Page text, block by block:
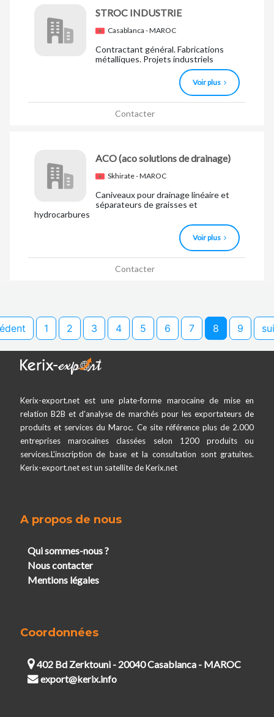
STROC INDUSTRIE
Casablanca - MAROC
Contractant général. Fabrications
métalliques. Projets industriels
Voir plus
Contacter
ACO(aco solutions de drainage)
Skhirate - MAROC
Caniveaux pour drainage linéaire et
séparateurs de graisses et
hydrocarbures
Voir plus
Contacter
1 2 3 4 5 6 7 8 9
Kerix-export.net est une plate-forme marocaine de mise en
relation B2B et d'analyse de marchés pour les exportateurs de
produits et services du Maroc. Ce site référence plus de 2.000
entreprises marocaines classées selon 1200 produits ou
services.L'inscription de base et la consultation sont gratuites.
Kerix-export.net est un satellite de Kerix.net
A propos de nous
Qui sommes-nous ?
Nous contacter
Mentions légales
Coordonnées
402 Bd Zerktouni - 20040 Casablanca - MAROC
export@kerix.info